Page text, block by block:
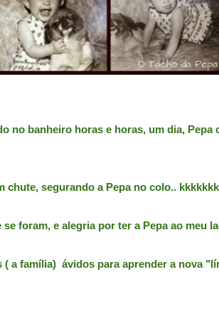
no banheiro horas e horas, um dia, Pepa
chute, segurando a Pepa no colo..
foram, e alegria por ter a Pepa ao meu
( a família) ávidos para aprender a nova